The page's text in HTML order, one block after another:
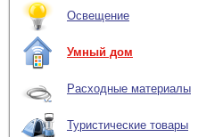
Освещение
Умный дом
Расходные материалы
Туристические товары